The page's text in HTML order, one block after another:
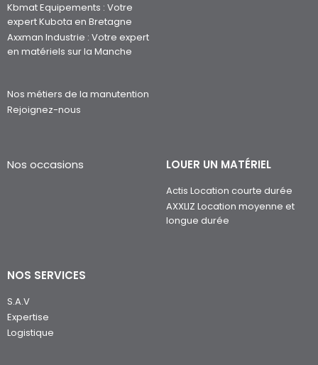
Kbmat Equipements : Votre
expert Kubota en Bretagne
Axxman Industrie : Votre expert
en matériels sur la Manche
Nos métiers de la manutention
Rejoignez-nous
Nos occasions LOUER UN MATÉRIEL
Actis Location courte durée
AXXLIZ Location moyenne et
longue durée
NOS SERVICES
S.A.V
Expertise
Logistique